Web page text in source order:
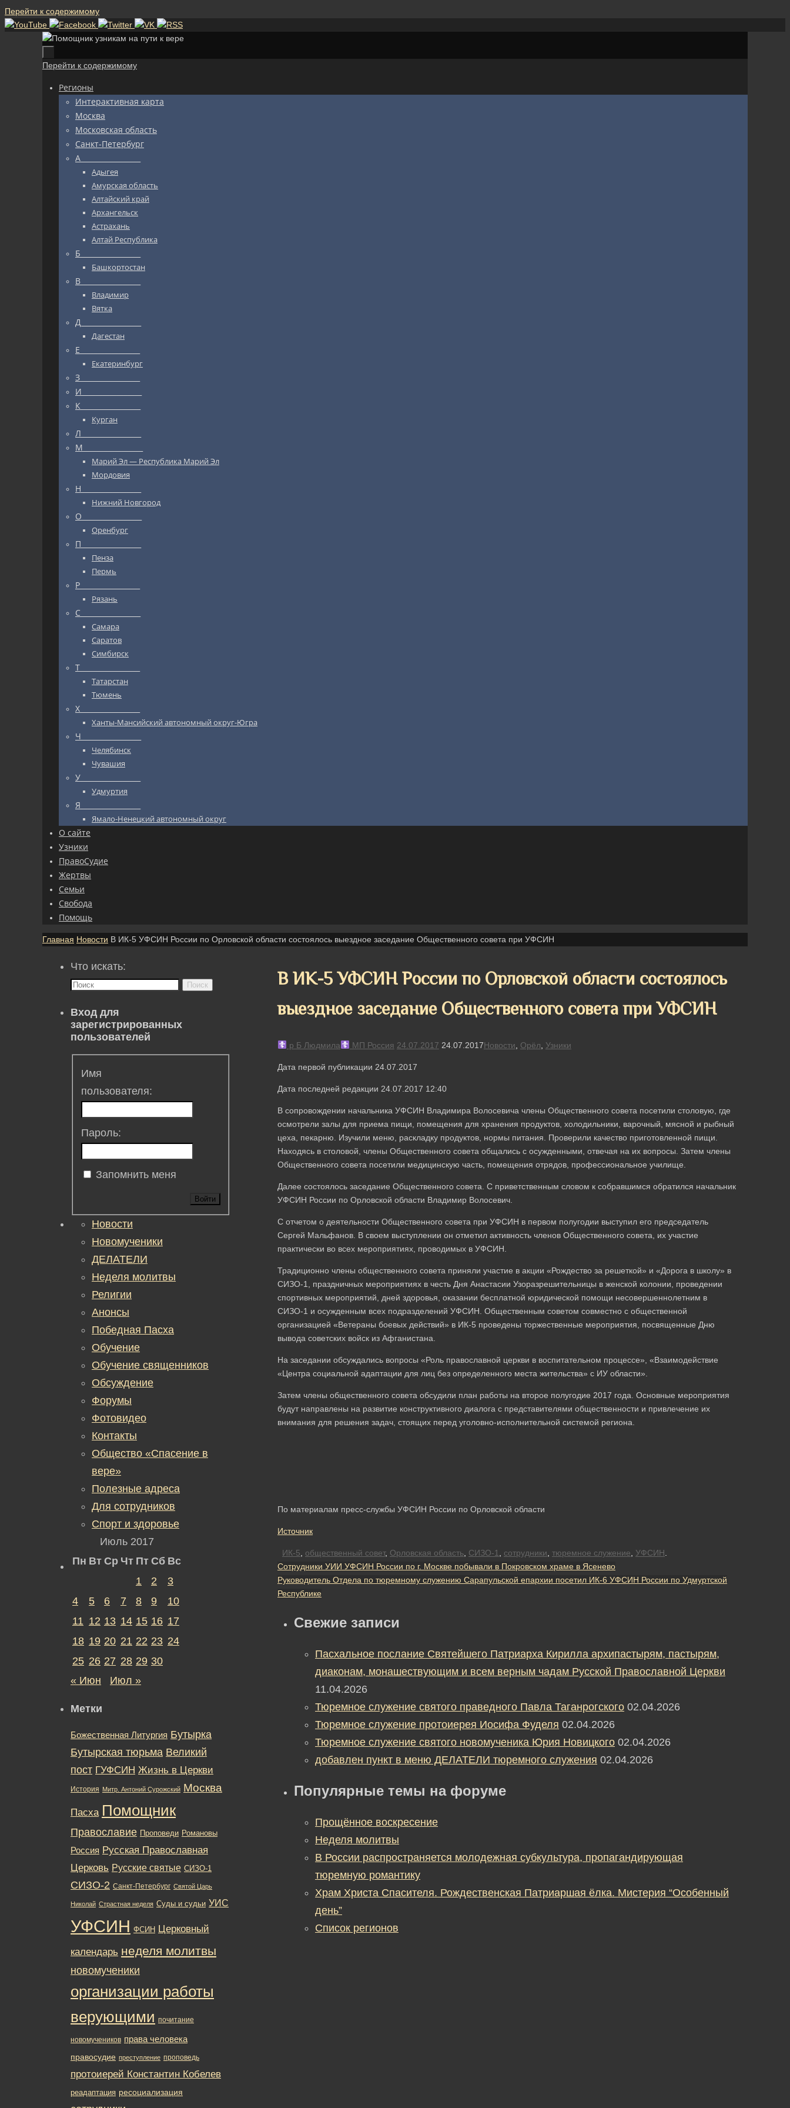
Перейти к содержимому
Перейти к содержимому
Регионы
Интерактивная карта
Москва
Московская область
Санкт-Петербург
А_________________
Адыгея
Амурская область
Алтайский край
Архангельск
Астрахань
Алтай Республика
Б_________________
Башкортостан
В_________________
Владимир
Вятка
Д_________________
Дагестан
Е_________________
Екатеринбург
З_________________
И_________________
К_________________
Курган
Л_________________
М_________________
Марий Эл — Республика Марий Эл
Мордовия
Н_________________
Нижний Новгород
О_________________
Оренбург
П_________________
Пенза
Пермь
Р_________________
Рязань
С_________________
Самара
Саратов
Симбирск
Т_________________
Татарстан
Тюмень
Х_________________
Ханты-Мансийский автономный округ-Югра
Ч_________________
Челябинск
Чувашия
У_________________
Удмуртия
Я_________________
Ямало-Ненецкий автономный округ
О сайте
Узники
ПравоСудие
Жертвы
Семьи
Свобода
Помощь
Главная Новости В ИК-5 УФСИН России по Орловской области состоялось выездное заседание Общественного совета при УФСИН
В ИК-5 УФСИН России по Орловской области состоялось
выездное заседание Общественного совета при УФСИН
р Б Людмила МП Россия 24.07.2017 24.07.2017Новости Орёл Узники
Дата первой публикации 24.07.2017
Дата последней редакции 24.07.2017 12:40
В сопровождении начальника УФСИН Владимира Волосевича члены Общественного совета посетили столовую, где
осмотрели залы для приема пищи, помещения для хранения продуктов, холодильники, варочный, мясной и рыбный
цеха, пекарню. Изучили меню, раскладку продуктов, нормы питания. Проверили качество приготовленной пищи.
Находясь в столовой, члены Общественного совета общались с осужденными, отвечая на их вопросы. Затем члены
Общественного совета посетили медицинскую часть, помещения отрядов, профессиональное училище.
Далее состоялось заседание Общественного совета. С приветственным словом к собравшимся обратился начальник
УФСИН России по Орловской области Владимир Волосевич.
С отчетом о деятельности Общественного совета при УФСИН в первом полугодии выступил его председатель
Сергей Мальфанов. В своем выступлении он отметил активность членов Общественного совета, их участие
практически во всех мероприятиях, проводимых в УФСИН.
Традиционно члены общественного совета приняли участие в акции «Рождество за решеткой» и «Дорога в школу» в
СИЗО-1, праздничных мероприятиях в честь Дня Анастасии Узоразрешительницы в женской колонии, проведении
спортивных мероприятий, дней здоровья, оказании бесплатной юридической помощи несовершеннолетним в
СИЗО-1 и осужденным всех подразделений УФСИН. Общественным советом совместно с общественной
организацией «Ветераны боевых действий» в ИК-5 проведены торжественные мероприятия, посвященные Дню
вывода советских войск из Афганистана.
На заседании обсуждались вопросы «Роль православной церкви в воспитательном процессе», «Взаимодействие
«Центра социальной адаптации для лиц без определенного места жительства» с ИУ области».
Затем члены общественного совета обсудили план работы на второе полугодие 2017 года. Основные мероприятия
будут направлены на развитие конструктивного диалога с представителями общественности и привлечение их
внимания для решения задач, стоящих перед уголовно-исполнительной системой региона.
По материалам пресс-службы УФСИН России по Орловской области
Источник
ИК-5 общественный совет, Орловская область СИЗО-1 сотрудники тюремное служение УФСИН
Сотрудники УИИ УФСИН России по г. Москве побывали в Покровском храме в Ясенево
Руководитель Отдела по тюремному служению Сарапульской епархии посетил ИК-6 УФСИН России по Удмуртской
Республике
Свежие записи
Пасхальное послание Святейшего Патриарха Кирилла архипастырям, пастырям,
диаконам, монашествующим и всем верным чадам Русской Православной Церкви
11.04.2026
Тюремное служение святого праведного Павла Таганрогского 02.04.2026
Тюремное служение протоиерея Иосифа Фуделя 02.04.2026
Тюремное служение святого новомученика Юрия Новицкого 02.04.2026
добавлен пункт в меню ДЕЛАТЕЛИ тюремного служения 02.04.2026
Популярные темы на форуме
Прощённое воскресение
Неделя молитвы
В России распространяется молодежная субкультура, пропагандирующая
тюремную романтику
Храм Христа Спасителя. Рождественская Патриаршая ёлка. Мистерия “Особенный
день”
Список регионов
Что искать:
Поиск
Вход для
зарегистрированных
пользователей
Имя
пользователя:
Пароль:
Запомнить меня
Войти
Новости
Новомученики
ДЕЛАТЕЛИ
Неделя молитвы
Религии
Анонсы
Победная Пасха
Обучение
Обучение священников
Обсуждение
Форумы
Фотовидео
Контакты
Общество «Спасение в
вере»
Полезные адреса
Для сотрудников
Спорт и здоровье
Июль 2017
Пн Вт Ср Чт Пт Сб Вс
1
2
3
4
5 6 7 8 9
10
11 12 13 14 15 16 17
18 19 20 21 22 23 24
25 26 27 28 29 30
« Июн
Июл »
Метки
Божественная Литургия Бутырка
Бутырская тюрьма Великий
пост ГУФСИН Жизнь в Церкви
История Митр. Антоний Сурожский Москва
Пасха Помощник
Православие Проповеди Романовы
Россия Русская Православная
Церковь Русские святые СИЗО-1
СИЗО-2 Санкт-Петербург Святой Царь
Николай Страстная неделя Суды и судьи УИС
УФСИН ФСИН Церковный
календарь неделя молитвы
новомученики
организации работы
верующими почитание
новомучеников права человека
правосудие преступление проповедь
протоиерей Константин Кобелев
реадаптация ресоциализация